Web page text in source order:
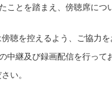
ことを踏まえ、傍聴席につ
聴を控えるよう、ご協力を
継及び録画配信を行って
い。